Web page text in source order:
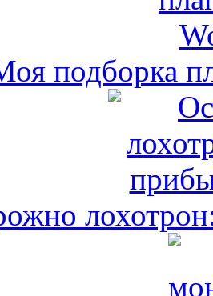
подборка